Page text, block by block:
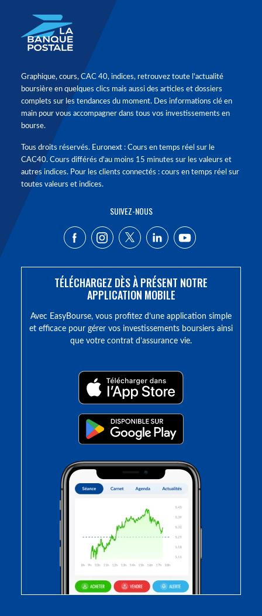
Graphique, cours, CAC 40, indices, retrouvez toute l'actualité
boursière en quelques clics mais aussi des articles et dossiers
complets sur les tendances du moment. Des informations clé en
main pour vous accompagner dans tous vos investissements en
bourse.
Tous droits réservés. Euronext : Cours en temps réel sur le
CAC40. Cours différés d'au moins 15 minutes sur les valeurs et
autres indices. Pour les clients connectés : cours en temps réel sur
toutes valeurs et indices.
SUIVEZ-NOUS
TÉLÉCHARGEZ DÈS À PRÉSENT NOTRE
APPLICATION MOBILE
Avec EasyBourse, vous profitez d’une application simple
et efficace pour gérer vos investissements boursiers ainsi
que votre contrat d’assurance vie.